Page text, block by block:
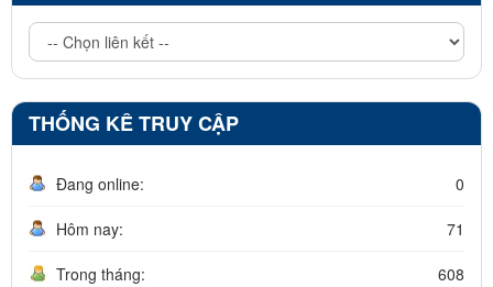
THỐNG KÊ TRUY CẬP
Đang online: 0
Hôm nay: 71
Trong tháng: 608